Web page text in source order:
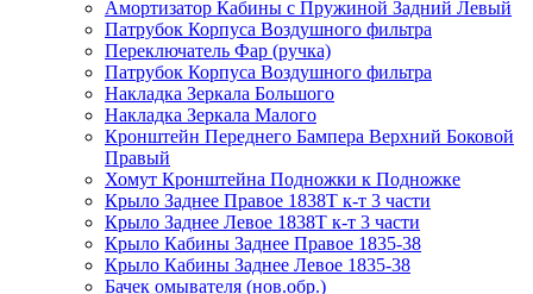
Амортизатор Кабины с Пружиной Задний Левый
Патрубок Корпуса Воздушного фильтра
Переключатель Фар (ручка)
Патрубок Корпуса Воздушного фильтра
Накладка Зеркала Большого
Накладка Зеркала Малого
Кронштейн Переднего Бампера Верхний Боковой
Правый
Хомут Кронштейна Подножки к Подножке
Крыло Заднее Правое 1838Т к-т 3 части
Крыло Заднее Левое 1838Т к-т 3 части
Крыло Кабины Заднее Правое 1835-38
Крыло Кабины Заднее Левое 1835-38
Бачек омывателя (нов.обр.)